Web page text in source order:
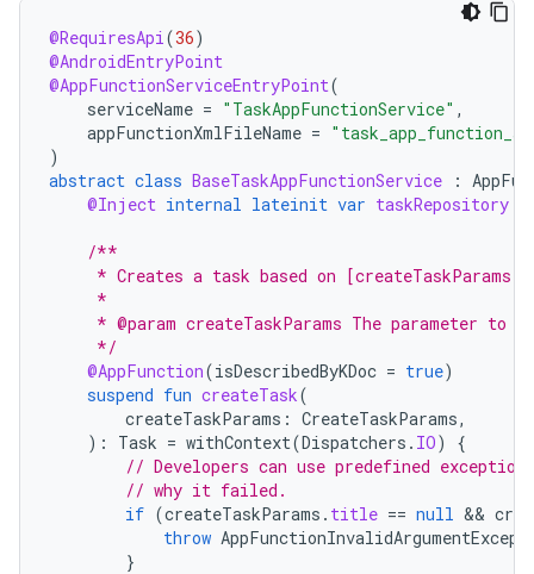
@RequiresApi(36)
@AndroidEntryPoint
@AppFunctionServiceEntryPoint(
serviceName = "TaskAppFunctionService" ,
appFunctionXmlFileName =
)
abstract class BaseTaskAppFunctionService :
@Inject internal lateinit var taskRepository
/**
     * Creates a task based on [createTaskParams].
     *
* @param createTaskParams The parameter to
     */
@AppFunction(isDescribedByKDoc = true)
suspend fun createTask(
createTaskParams : CreateTaskParams,
):
Task = withContext(Dispatchers . IO)
{
// Developers can use predefined
// why it failed.
if (createTaskParams . title == null &&
throw
}